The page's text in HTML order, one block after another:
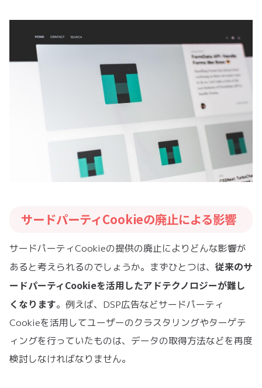
サードパーティCookieの廃止による影響
サードパーティCookieの提供の廃止によりどんな影響が
あると考えられるのでしょうか。まずひとつは、 従来のサ
ードパーティCookieを活用したアドテクノロジーが難し
くなります。例えば、DSP広告などサードパーティ
Cookieを活用してユーザーのクラスタリングやターゲテ
ィングを行っていたものは、データの取得方法などを再度
検討しなければなりません。